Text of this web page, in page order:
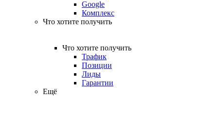
Google
Комплекс
Что хотите получить
Что хотите получить
Трафик
Позиции
Лиды
Гарантии
Ещё